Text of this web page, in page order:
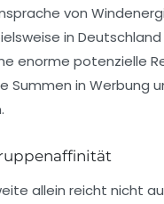
von
in Deutschland
enorme potenzielle
Summen in Werbung
allein reicht nicht